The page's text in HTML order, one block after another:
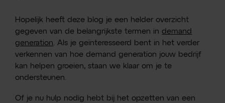
Hopelijk heeft deze blog je een helder overzicht
gegeven van de belangrijkste termen in demand
generation. Als je geïnteresseerd bent in het verder
verkennen van hoe demand generation jouw bedrijf
kan helpen groeien, staan we klaar om je te
ondersteunen.
Of je nu hulp nodig hebt bij het opzetten van een